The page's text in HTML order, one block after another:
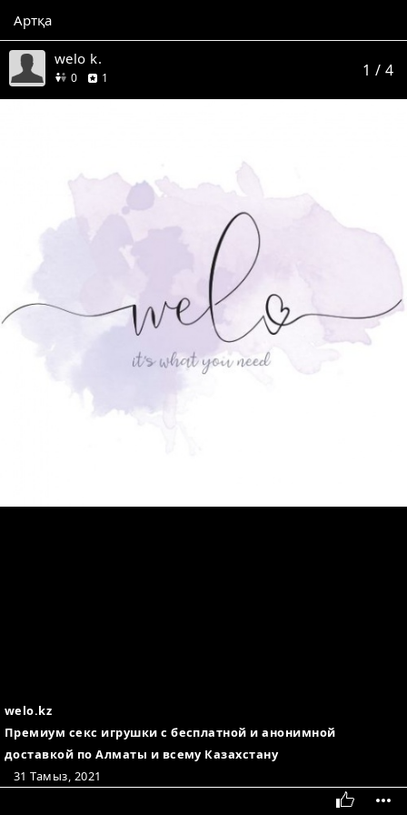
Артқа
welo k.
0дос 1 1 / 4
welo.kz
Премиум секс игрушки с бесплатной и анонимной
доставкой по Алматы и всему Казахстану
31 Тамыз, 2021